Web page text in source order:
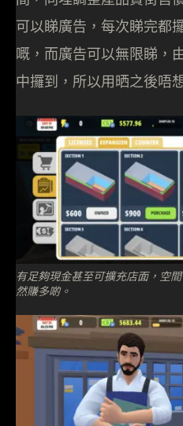
可以睇廣告，每次睇完都
嘅，而廣告可以無限睇，
中攞到，所以用晒之後唔
有足夠現金甚至可擴充店面，空
然賺多啲。